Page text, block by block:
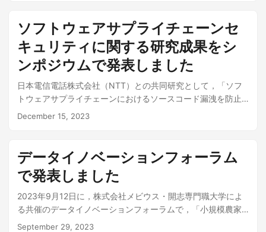
究成果を紹介するものです． ↓大学の広報記事 情報処理学会
ソフトウェア工学研究会主催「ウィンターワークショップ
2025」で発表！
ソフトウェアサプライチェーンセ
キュリティに関する研究成果をシ
ンポジウムで発表しました
日本電信電話株式会社（NTT）との共同研究として，「ソフ
トウェアサプライチェーンにおけるソースコード漏洩を防止
するセキュアド開発環境の提案と評価」をシンポジウムで発
の有効性を，14名のプログラマによる実験で評価しました．
不用意な機密情報アクセスを完全に回避しつつ，6割超が作業
に違和感を感じず，7割超が業界標準の生産性と変わらないと
評価しています． 大学の広報記事↓ 開志専門職大学 情報学部
が、ソフトウェアサプライチェーンセキュリティの技術の評
価をシンポジウムで発表
December 15, 2023
データイノベーションフォーラム
で発表しました
2023年9月12日に，株式会社メビウス・開志専門職大学によ
る共催のデータイノベーションフォーラムで，「小規模農家
におけるデータ活用高度化に向けて－ベジ・アビオの事例
September 29, 2023